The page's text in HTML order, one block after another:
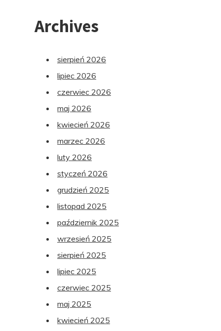
Archives
sierpień 2026
lipiec 2026
czerwiec 2026
maj 2026
kwiecień 2026
marzec 2026
luty 2026
styczeń 2026
grudzień 2025
listopad 2025
październik 2025
wrzesień 2025
sierpień 2025
lipiec 2025
czerwiec 2025
maj 2025
kwiecień 2025